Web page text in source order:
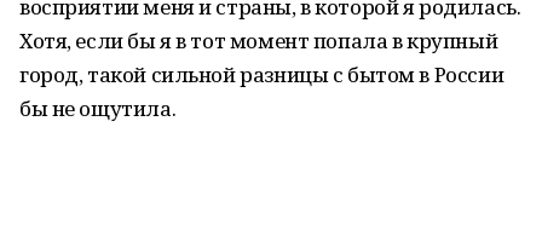
восприятии меня и страны, в которой я родилась.
Хотя, если бы я в тот момент попала в крупный
город, такой сильной разницы с бытом в России
бы не ощутила.